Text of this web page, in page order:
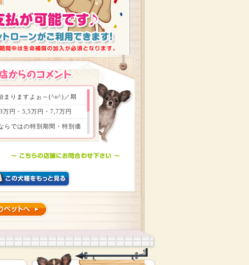
まりますよぉ～(^o^)／期
円・5,5万円・7,7万円
ではの特別期間・特別価
家族会議をして頂き、財
で最もお得ができる瞬